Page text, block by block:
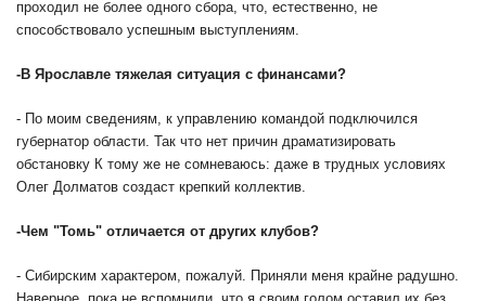
проходил не более одного сбора, что, естественно, не
способствовало успешным выступлениям.
-В Ярославле тяжелая ситуация с финансами?
- По моим сведениям, к управлению командой подключился
губернатор области. Так что нет причин драматизировать
обстановку К тому же не сомневаюсь: даже в трудных условиях
Олег Долматов создаст крепкий коллектив.
-Чем "Томь" отличается от других клубов?
- Сибирским характером, пожалуй. Приняли меня крайне радушно.
Наверное, пока не вспомнили, что я своим голом оставил их без